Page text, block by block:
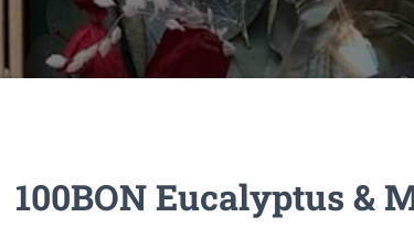
100BON Eucalyptus &